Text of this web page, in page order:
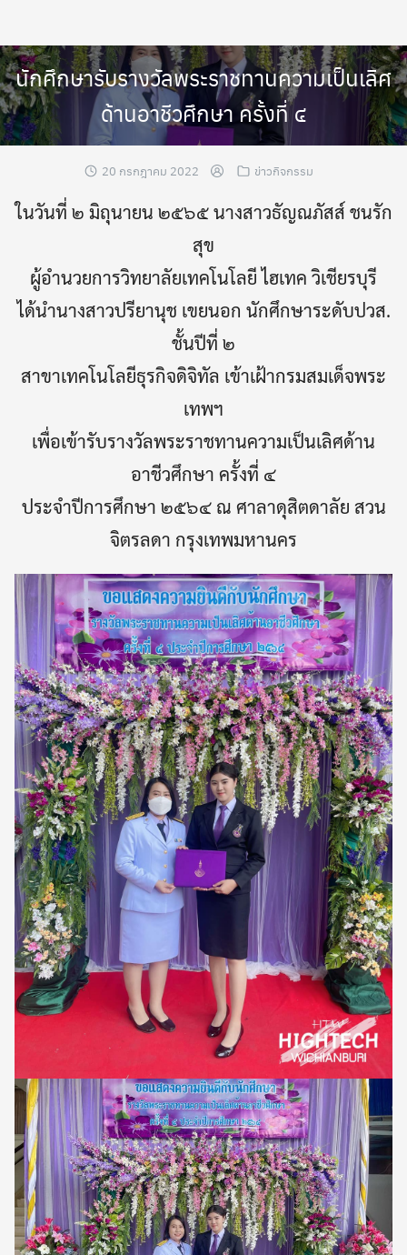
content
นักศึกษารับรางวัลพระราชทานความเป็นเลิศ
ด้านอาชีวศึกษา ครั้งที่ ๔
20 กรกฎาคม 2022 ข่าวกิจกรรม
ในวันที่ ๒ มิถุนายน ๒๕๖๕ นางสาวธัญณภัสส์ ชนรัก
สุข
ผู้อำนวยการวิทยาลัยเทคโนโลยี ไฮเทค วิเชียรบุรี
ได้นำนางสาวปรียานุช เขยนอก นักศึกษาระดับปวส.
ชั้นปีที่ ๒
สาขาเทคโนโลยีธุรกิจดิจิทัล เข้าเฝ้ากรมสมเด็จพระ
เทพฯ
เพื่อเข้ารับรางวัลพระราชทานความเป็นเลิศด้าน
อาชีวศึกษา ครั้งที่ ๔
ประจำปีการศึกษา ๒๕๖๔ ณ ศาลาดุสิตดาลัย สวน
จิตรลดา กรุงเทพมหานคร